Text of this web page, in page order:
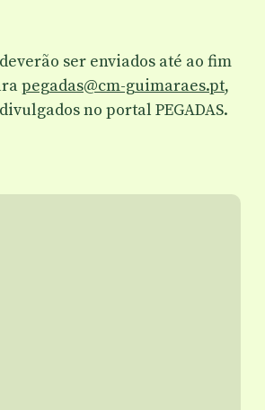
ser enviados até ao fim
pegadas@cm-guimaraes.pt,
no portal PEGADAS.